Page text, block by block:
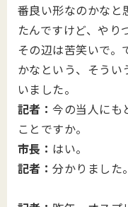
番良い形なのかなと
たんですけど、やり
その辺は苦笑いで
かなという、そうい
いました。
記者：今の当人にも
ことですか。
市長： はい。
記者：分かりました。